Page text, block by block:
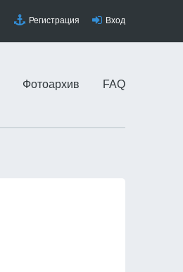
Регистрация Вход
Фотоархив FAQ